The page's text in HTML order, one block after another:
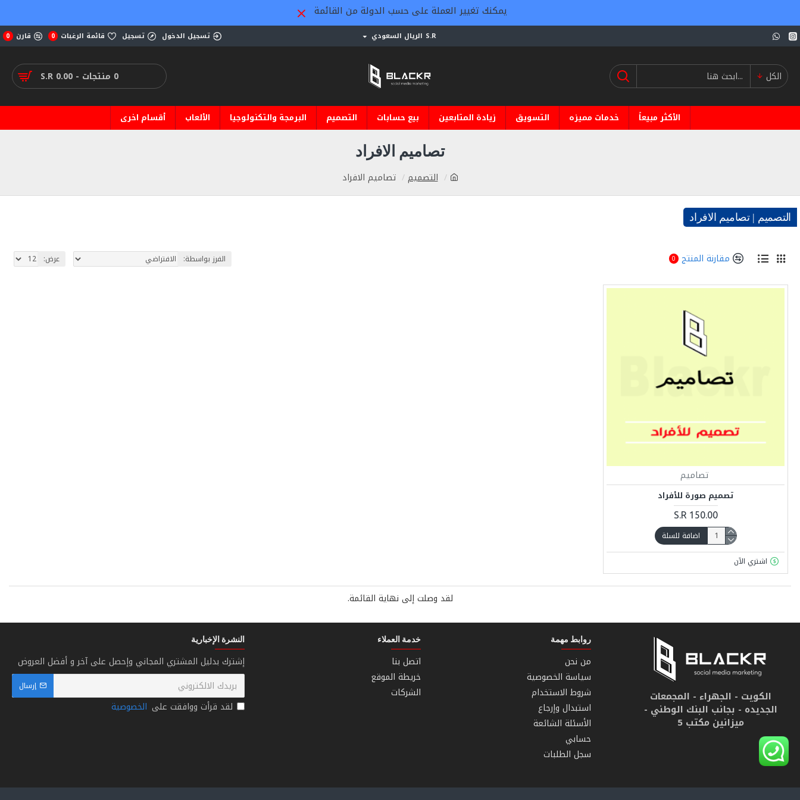
يمكنك تغيير العملة على حسب الدولة من القائمة
S.R الريال السعودي تسجيل الدخول تسجيل قائمة الرغبات 0 قارن 0
الكل 0 منتجات - S.R 0.00
الأكثر مبيعاً خدمات مميزه التسويق زيادة المتابعين بيع حسابات التصميم البرمجة والتكنولوجيا الألعاب أقسام اخرى
التصميم تصاميم الافراد
تصاميم الافراد
التصميم | تصاميم الافراد
مقارنة المنتج 0 الفرز بواسطة: عرض:
تصاميم
تصميم صورة للأفراد
S.R 150.00
اضافة للسلة
اشتري الآن
لقد وصلت إلى نهاية القائمة.
الكويت - الجهراء - المجمعات
الجديده - بجانب البنك الوطني -
ميزانين مكتب 5
روابط مهمة
من نحن
سياسة الخصوصية
شروط الاستخدام
استبدال وإرجاع
الأسئلة الشائعة
حسابي
سجل الطلبات
خدمة العملاء
اتصل بنا
خريطة الموقع
الشركات
النشرة الإخبارية
إشترك بدليل المشتري المجاني وإحصل على آخر و أفضل العروض
إرسال
لقد قرأت ووافقت على الخصوصية